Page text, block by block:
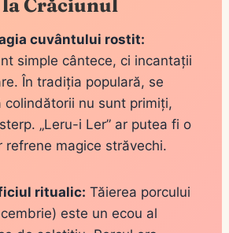
Crăciunul
cuvântului rostit:
simple cântece, ci incantații
În tradiția populară, se
colindătorii nu sunt primiți,
„Leru-i Ler” ar putea fi o
refrene magice străvechi.
ritualic: Tăierea porcului
este un ecou al